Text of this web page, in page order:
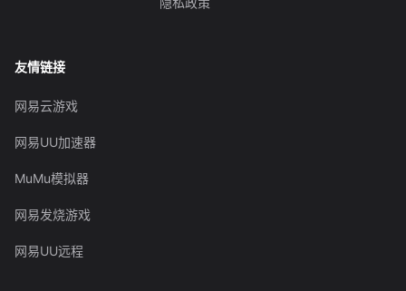
友情链接
网易云游戏
网易UU加速器
MuMu模拟器
网易发烧游戏
网易UU远程